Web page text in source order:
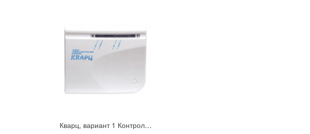
Кварц, вариант 1 Контрольный прибор